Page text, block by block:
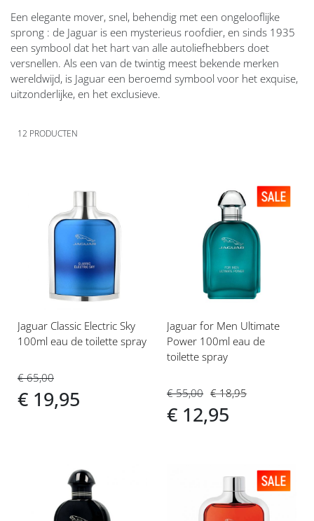
Een elegante mover, snel, behendig met een ongelooflijke
sprong : de Jaguar is een mysterieus roofdier, en sinds 1935
een symbool dat het hart van alle autoliefhebbers doet
versnellen. Als een van de twintig meest bekende merken
wereldwijd, is Jaguar een beroemd symbool voor het exquise,
uitzonderlijke, en het exclusieve.
12 PRODUCTEN
Voeg
toe
verlanglijst
Jaguar Classic Electric Sky
100ml eau de toilette spray
€ 65,00
€ 19,95
verlanglijst
Jaguar for Men Ultimate
Power 100ml eau de
toilette spray
€ 55,00
€ 12,95
€ 18,95
Voeg